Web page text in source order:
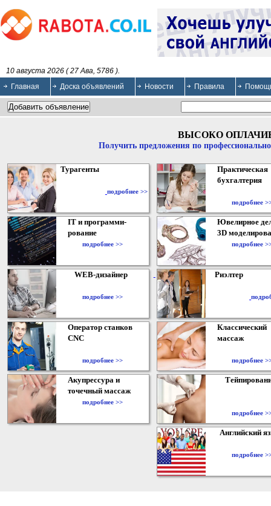
10 августа 2026 ( 27 Ава, 5786 ).
Главная
Доска объявлений Новости Правила
ВЫСОКО
Получить предложения по
Турагенты
подробнее >>
Практическая
бухгалтерия
подробнее
IT и программи-
рование
подробнее >>
Ювелирное
3D
подробнее
WEB-дизайнер
подробнее >>
Риэлтер
Оператор станков
CNC
подробнее >>
Классический
массаж
подробнее
Акупрессура и
точечный массаж
подробнее >>
подробнее
Английский
подробнее